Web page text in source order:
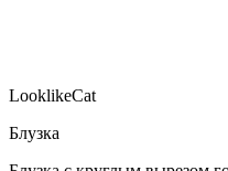
LooklikeCat
Блузка